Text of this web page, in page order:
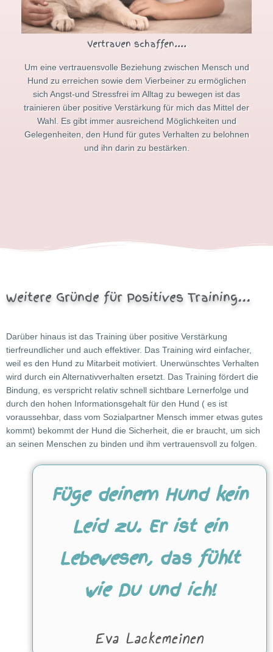
Vertrauen schaffen....
Um eine vertrauensvolle Beziehung zwischen Mensch und
Hund zu erreichen sowie dem Vierbeiner zu ermöglichen
sich Angst-und Stressfrei im Alltag zu bewegen ist das
trainieren über positive Verstärkung für mich das Mittel der
Wahl. Es gibt immer ausreichend Möglichkeiten und
Gelegenheiten, den Hund für gutes Verhalten zu belohnen
und ihn darin zu bestärken.
Weitere Gründe für Positives Training...
Darüber hinaus ist das Training über positive Verstärkung
tierfreundlicher und auch effektiver. Das Training wird einfacher,
weil es den Hund zu Mitarbeit motiviert. Unerwünschtes Verhalten
wird durch ein Alternativverhalten ersetzt. Das Training fördert die
Bindung, es verspricht relativ schnell sichtbare Lernerfolge und
durch den hohen Informationsgehalt für den Hund ( es ist
voraussehbar, dass vom Sozialpartner Mensch immer etwas gutes
kommt) bekommt der Hund die Sicherheit, die er braucht, um sich
an seinen Menschen zu binden und ihm vertrauensvoll zu folgen.
Füge deinem Hund kein
Leid zu. Er ist ein
Lebewesen, das fühlt
wie Du und ich!
Eva Lackemeinen